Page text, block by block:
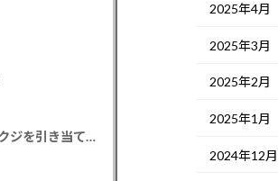
カープドラ1平川蓮！187cmのスイッチヒッター！立石正広を外し2度目の重複も新井監督がクジを引き当てる！【ドラフト会議2025】
2025年4月
2025年3月
2025年2月
2025年1月
2024年12月